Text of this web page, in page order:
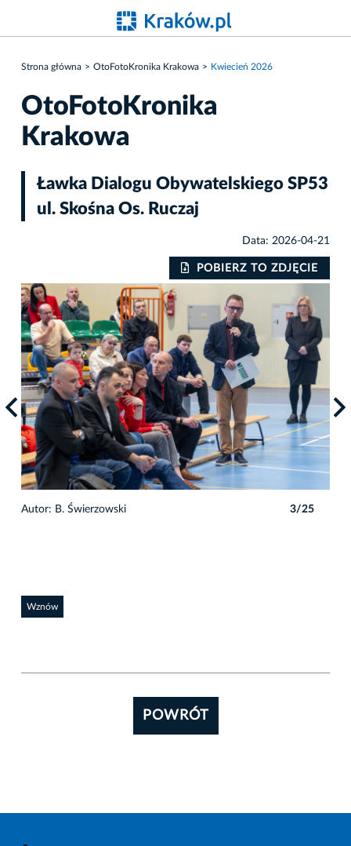
Strona główna OtoFotoKronika Krakowa Kwiecień 2026
OtoFotoKronika
Krakowa
Ławka Dialogu Obywatelskiego SP53
ul. Skośna Os. Ruczaj
Data: 2026-04-21
POBIERZ TO ZDJĘCIE
Autor: B. Świerzowski 3/25
Wznów
POWRÓT